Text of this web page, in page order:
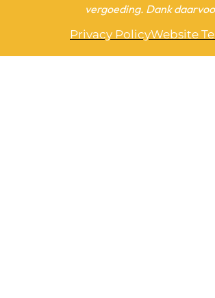
vergoeding. Dank
Privacy PolicyWebsite